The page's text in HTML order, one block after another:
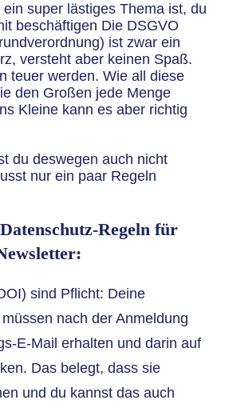
super lästiges Thema ist, du
beschäftigen Die DSGVO
ist zwar ein
versteht aber keinen Spaß.
teuer werden. Wie all diese
den Großen jede Menge
Kleine kann es aber richtig
du deswegen auch nicht
nur ein paar Regeln
Regeln für
sind Pflicht: Deine
nach der Anmeldung
E-Mail erhalten und darin auf
Das belegt, dass sie
und du kannst das auch